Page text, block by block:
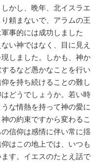
かし、晩年、北イスラエ
頼まないで、アラムの王
事的には成功しました
い神ではなく、目に見え
しました。しかも、神か
るなど愚かなことを行い
を持ち続けることの難し
どうでしょうか。若い時
な情熱を持って神の愛に
の約束ですから変わるこ
信仰は感情に伴い常に揺
はこの地上では、いつも
す。イエスのたとえ話で